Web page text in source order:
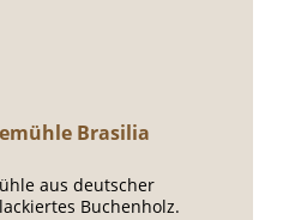
Brasilia
aus deutscher
Buchenholz.